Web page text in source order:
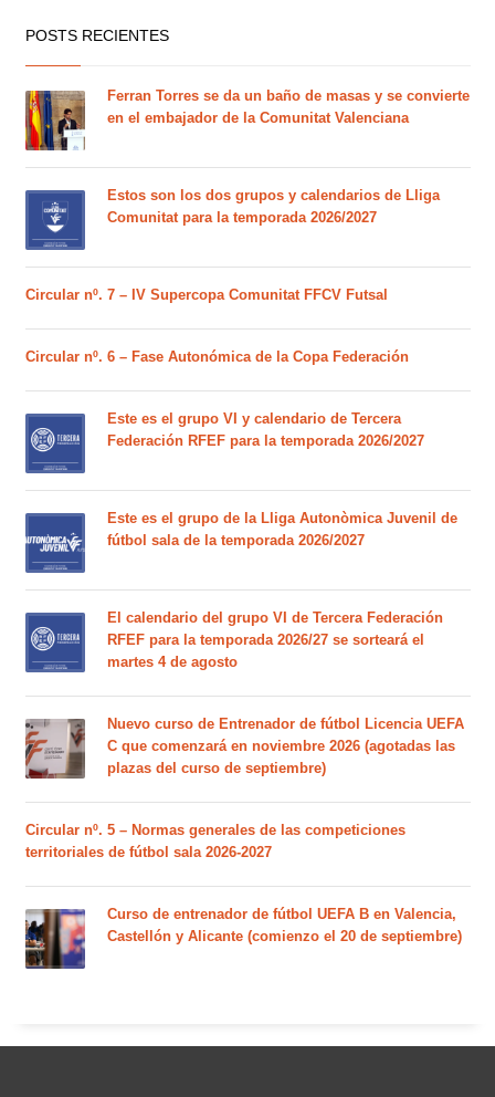
POSTS RECIENTES
Ferran Torres se da un baño de masas y se convierte
en el embajador de la Comunitat Valenciana
Estos son los dos grupos y calendarios de Lliga
Comunitat para la temporada 2026/2027
Circular nº. 7 – IV Supercopa Comunitat FFCV Futsal
Circular nº. 6 – Fase Autonómica de la Copa Federación
Este es el grupo VI y calendario de Tercera
Federación RFEF para la temporada 2026/2027
Este es el grupo de la Lliga Autonòmica Juvenil de
fútbol sala de la temporada 2026/2027
El calendario del grupo VI de Tercera Federación
RFEF para la temporada 2026/27 se sorteará el
martes 4 de agosto
Nuevo curso de Entrenador de fútbol Licencia UEFA
C que comenzará en noviembre 2026 (agotadas las
plazas del curso de septiembre)
Circular nº. 5 – Normas generales de las competiciones
territoriales de fútbol sala 2026-2027
Curso de entrenador de fútbol UEFA B en Valencia,
Castellón y Alicante (comienzo el 20 de septiembre)